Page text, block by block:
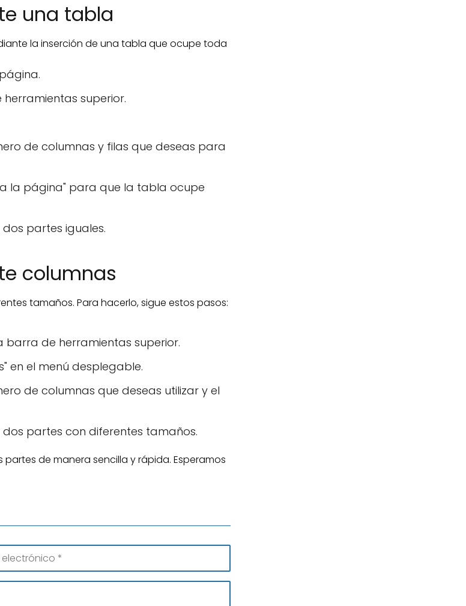
una tabla
la inserción de una tabla que ocupe toda
superior.
de columnas y filas que deseas para
la página" para que la tabla ocupe
partes iguales.
columnas
tamaños. Para hacerlo, sigue estos pasos:
barra de herramientas superior.
en el menú desplegable.
de columnas que deseas utilizar y el
partes con diferentes tamaños.
de manera sencilla y rápida. Esperamos